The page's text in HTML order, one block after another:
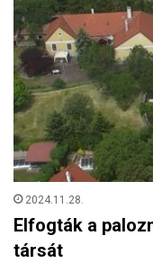
2024.11.28.
Elfogták a
társát